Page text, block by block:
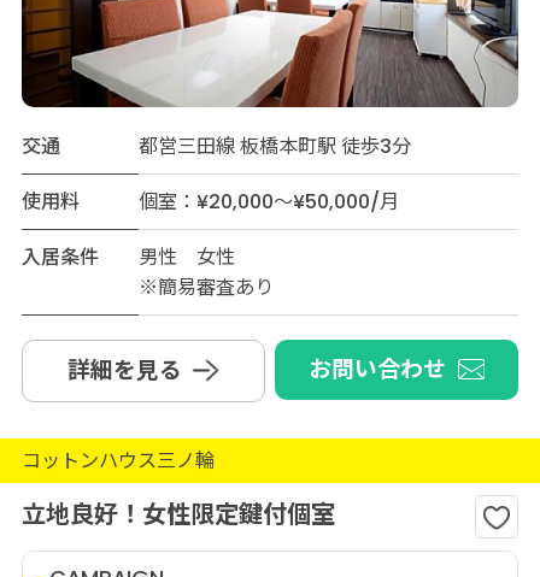
交通
都営三田線 板橋本町駅 徒歩3分
使用料
個室：¥20,000～¥50,000/月
入居条件
男性 女性
※簡易審査あり
詳細を見る お問い合わせ
コットンハウス三ノ輪
立地良好！女性限定鍵付個室